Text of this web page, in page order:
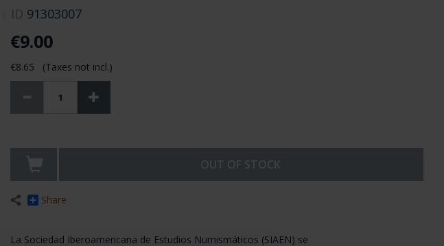
ID 91303007
€9.00
€8.65 (Taxes not incl.)
OUT OF STOCK
Share
La Sociedad Iberoamericana de Estudios Numismáticos (SIAEN) se